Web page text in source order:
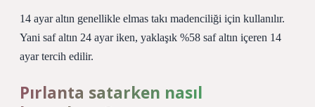
14 ayar altın genellikle elmas takı madenciliği için kullanılır.
Yani saf altın 24 ayar iken, yaklaşık %58 saf altın içeren 14
ayar tercih edilir.
Pırlanta satarken nasıl